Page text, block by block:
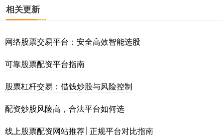
相关更新
网络股票交易平台：安全高效智能选股
可靠股票配资平台指南
股票杠杆交易：借钱炒股与风险控制
配资炒股风险高，合法平台如何选
线上股票配资网站推荐│正规平台对比指南